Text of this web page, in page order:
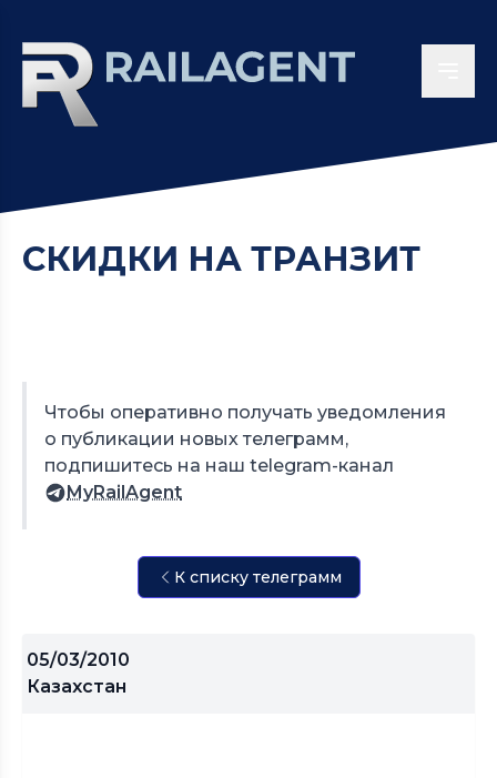
СКИДКИ НА ТРАНЗИТ
Чтобы оперативно получать уведомления
о публикации новых телеграмм,
подпишитесь на наш telegram-канал
MyRailAgent
К списку телеграмм
05/03/2010
Казахстан